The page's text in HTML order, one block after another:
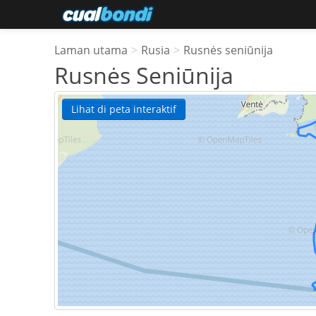
Laman utama > Rusia > Rusnės seniūnija
Rusnės Seniūnija
Lihat di peta interaktif